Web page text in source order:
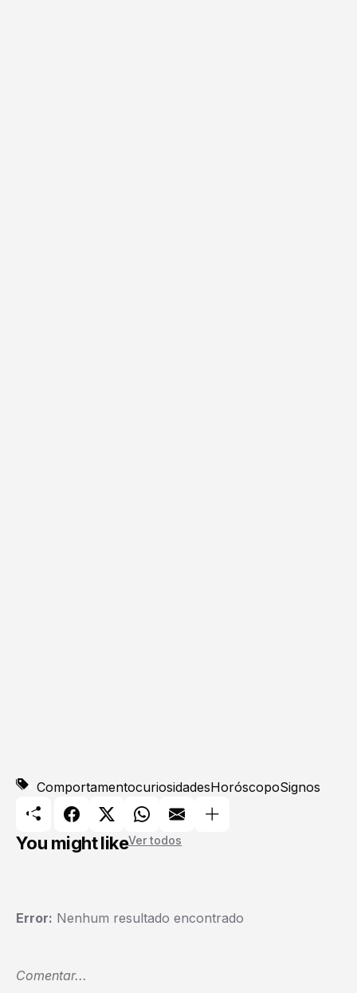
ComportamentocuriosidadesHoróscopoSignos
You might likeVer todos
Error: Nenhum resultado encontrado
Comentar...